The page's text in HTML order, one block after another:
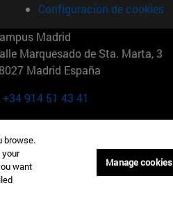
Configuración de cookies
Madrid
Marquesado de Sta. Marta, 3
Madrid España
+34 914 51 43 41
Theresia-Straße 15 81675
Alemania
+49 89 24209790
browse.
want
Manage cookies